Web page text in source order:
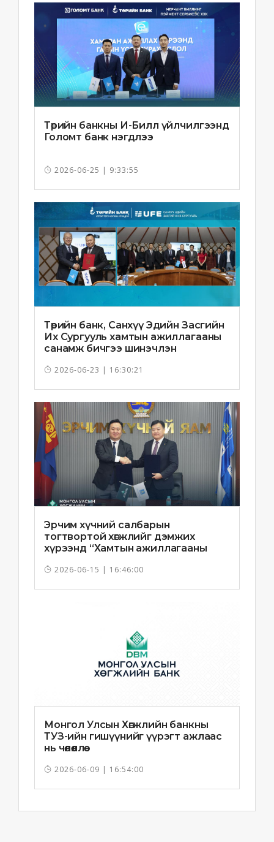
Төрийн банкны И-Билл үйлчилгээнд
Голомт банк нэгдлээ
2026-06-25 | 9:33:55
Төрийн банк, Санхүү Эдийн Засгийн
Их Сургууль хамтын ажиллагааны
санамж бичгээ шинэчлэн
2026-06-23 | 16:30:21
Эрчим хүчний салбарын
тогтвортой хөгжлийг дэмжих
хүрээнд “Хамтын ажиллагааны
2026-06-15 | 16:46:00
Монгол Улсын Хөгжлийн банкны
ТУЗ-ийн гишүүнийг үүрэгт ажлаас
нь чөлөөллөө
2026-06-09 | 16:54:00